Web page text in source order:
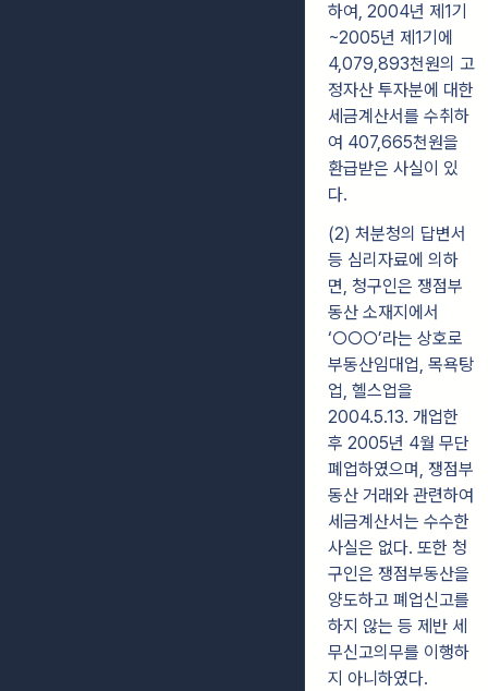
하여, 2004년 제1기
~2005년 제1기에
4,079,893천원의 고
정자산 투자분에 대한
세금계산서를 수취하
여 407,665천원을
환급받은 사실이 있
다.
(2) 처분청의 답변서
등 심리자료에 의하
면, 청구인은 쟁점부
동산 소재지에서
‘○○○’라는 상호로
부동산임대업, 목욕탕
업, 헬스업을
2004.5.13. 개업한
후 2005년 4월 무단
폐업하였으며, 쟁점부
동산 거래와 관련하여
세금계산서는 수수한
사실은 없다. 또한 청
구인은 쟁점부동산을
양도하고 폐업신고를
하지 않는 등 제반 세
무신고의무를 이행하
지 아니하였다.